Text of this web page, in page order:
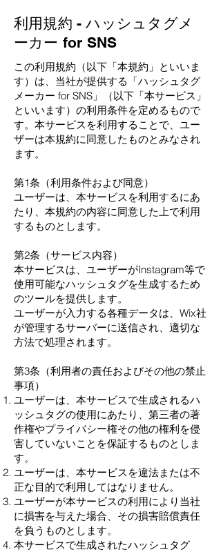
利用規約 - ハッシュタグメ
ーカー for SNS
この利用規約（以下「本規約」といいま
す）は、当社が提供する「ハッシュタグ
メーカー for SNS」（以下「本サービス」
といいます）の利用条件を定めるもので
す。本サービスを利用することで、ユー
ザーは本規約に同意したものとみなされ
ます。
第1条（利用条件および同意）
ユーザーは、本サービスを利用するにあ
たり、本規約の内容に同意した上で利用
するものとします。
第2条（サービス内容）
本サービスは、ユーザーがInstagram等で
使用可能なハッシュタグを生成するため
のツールを提供します。
ユーザーが入力する各種データは、Wix社
が管理するサーバーに送信され、適切な
方法で処理されます。
第3条（利用者の責任およびその他の禁止
事項）
ユーザーは、本サービスで生成されるハ
ッシュタグの使用にあたり、第三者の著
作権やプライバシー権その他の権利を侵
害していないことを保証するものとしま
す。
ユーザーは、本サービスを違法または不
正な目的で利用してはなりません。
ユーザーが本サービスの利用により当社
に損害を与えた場合、その損害賠償責任
を負うものとします。
本サービスで生成されたハッシュタグ